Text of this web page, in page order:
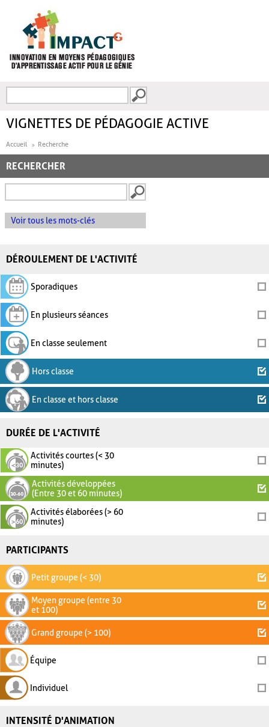
FORMULAIRE DE
VIGNETTES DE PÉDAGOGIE ACTIVE
Accueil Recherche
RECHERCHER
Voir tous les mots-clés
DÉROULEMENT DE L'ACTIVITÉ
Sporadiques
En plusieurs séances
En classe seulement
Hors classe
En classe et hors classe
DURÉE DE L'ACTIVITÉ
Activités courtes (< 30
minutes)
Activités développées
(Entre 30 et 60 minutes)
Activités élaborées (> 60
minutes)
PARTICIPANTS
Petit groupe (< 30)
Moyen groupe (entre 30
et 100)
Grand groupe (> 100)
Équipe
Individuel
INTENSITÉ D'ANIMATION